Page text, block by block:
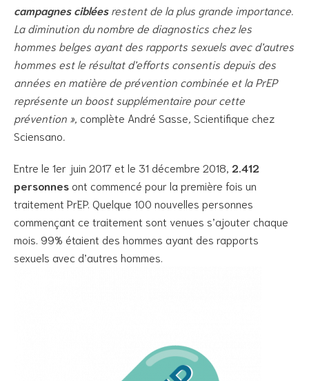
campagnes cibléesrestent de la plus grande importance.
La diminution du nombre de diagnostics chez les
hommes belges ayant des rapports sexuels avec d’autres
hommes est le résultat d’efforts consentis depuis des
années en matière de prévention combinée et la PrEP
représente un boost supplémentaire pour cette
prévention », complète André Sasse Scientifique chez
Sciensano
Entre le 1er juin 2017 et le 31 décembre 2018, 2.412
personnes ont commencé pour la première fois un
traitement PrEP. Quelque 100 nouvelles personnes
commençant ce traitement sont venues s’ajouter chaque
mois. 99% étaient des hommes ayant des rapports
sexuels avec d’autres hommes.